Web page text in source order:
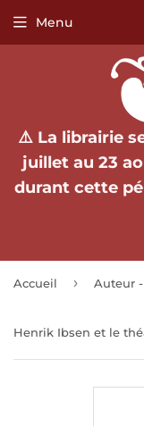
⚠️ La librairie
juillet au 23
durant cette
Menu
Accueil › Auteur